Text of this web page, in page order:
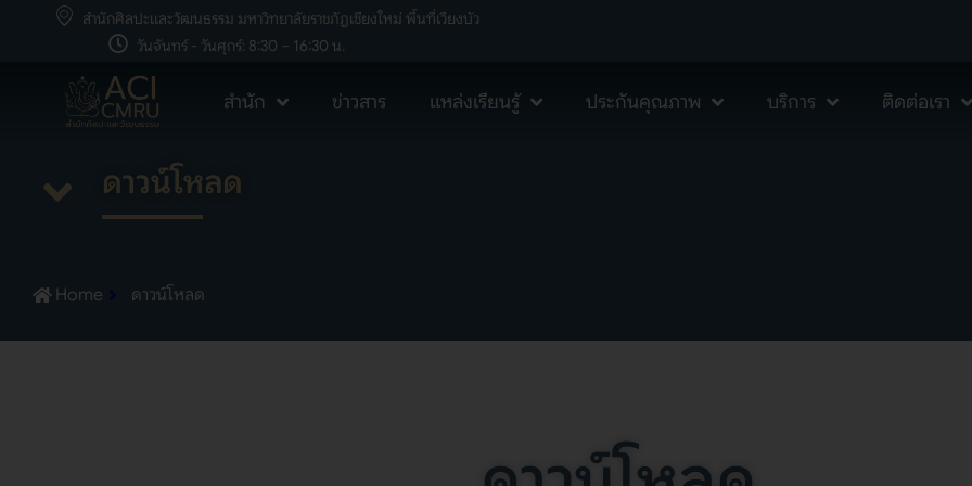
สำนักศิลปะและวัฒนธรรม มหาวิทยาลัยราชภัฏเชียงใหม่ พื้นที่เวียงบัว
วันจันทร์ - วันศุกร์: 8:30 – 16:30 น.
สำนัก ข่าวสาร แหล่งเรียนรู้ ประกันคุณภาพ บริการ ติดต่อเรา
ดาวน์โหลด
Home ดาวน์โหลด